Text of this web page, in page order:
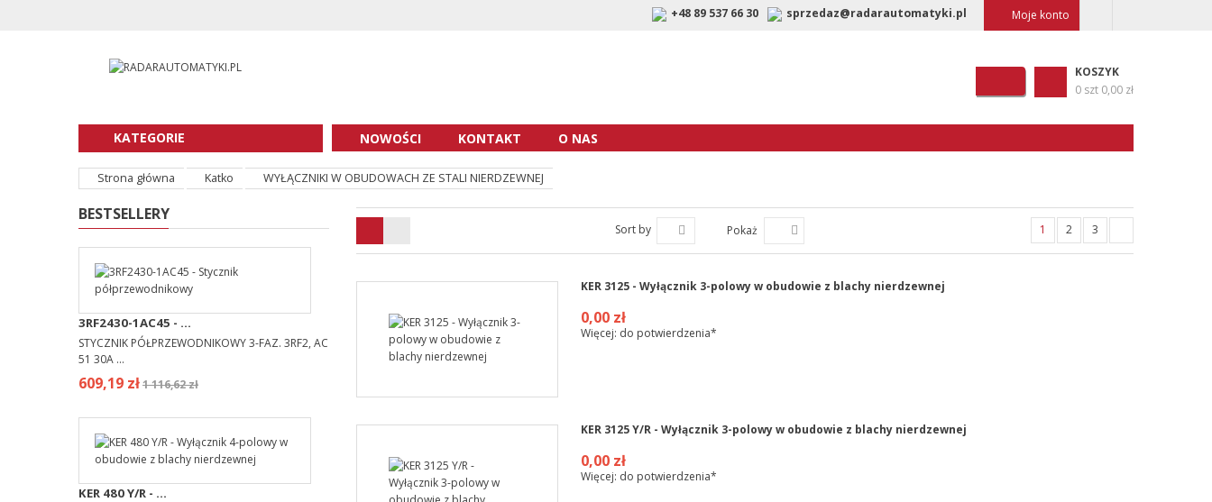
+48 89 537 66 30 sprzedaz@radarautomatyki.pl Moje konto
KOSZYK
0 szt 0,00 zł
KATEGORIE NOWOŚCI KONTAKT O NAS
Strona główna Katko WYŁĄCZNIKI W OBUDOWACH ZE STALI NIERDZEWNEJ
BESTSELLERY
3RF2430-1AC45 - ...
STYCZNIK PÓŁPRZEWODNIKOWY 3-FAZ. 3RF2, AC
51 30A ...
609,19 zł1 116,62 zł
KER 480 Y/R - ...
Sort by Pokaż 1 2 3
KER 3125 - Wyłącznik 3-polowy w obudowie z blachy nierdzewnej
0,00 zł
Więcej: do potwierdzenia*
KER 3125 Y/R - Wyłącznik 3-polowy w obudowie z blachy nierdzewnej
0,00 zł
Więcej: do potwierdzenia*